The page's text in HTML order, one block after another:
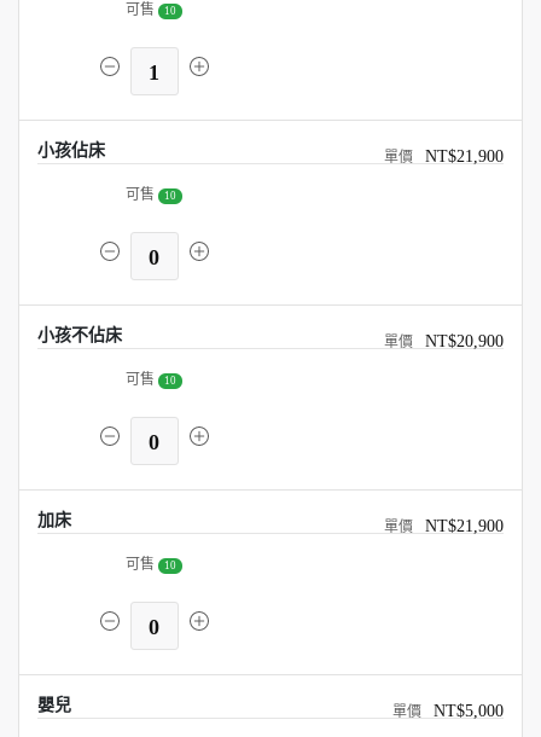
可售 10
1
小孩佔床 NT$21,900
可售 10
0
小孩不佔床 NT$20,900
可售 10
0
加床 NT$21,900
可售 10
0
嬰兒 NT$5,000